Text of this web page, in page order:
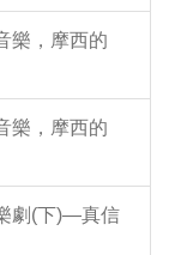
樂，摩西的
樂，摩西的
劇(下)—真信